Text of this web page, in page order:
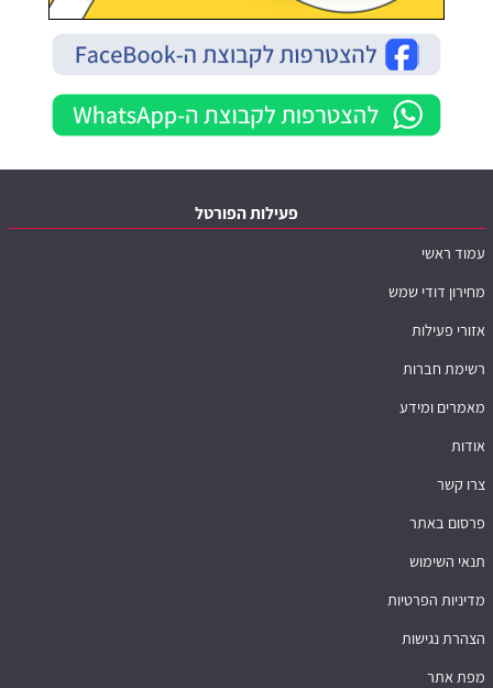
פעילות הפורטל
עמוד ראשי
מחירון דודי שמש
אזורי פעילות
רשימת חברות
מאמרים ומידע
אודות
צרו קשר
פרסום באתר
תנאי השימוש
מדיניות הפרטיות
הצהרת נגישות
מפת אתר